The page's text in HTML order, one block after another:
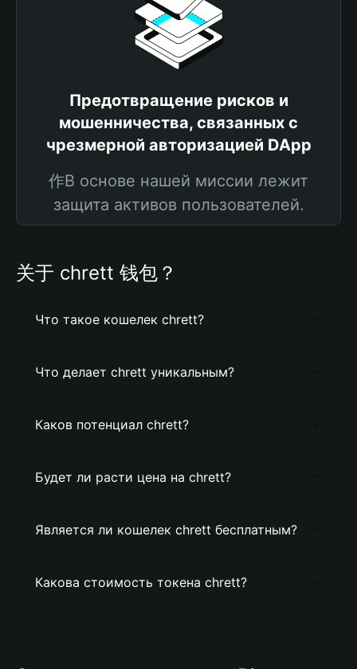
Предотвращение рисков и
мошенничества, связанных с
чрезмерной авторизацией DApp
作В основе нашей миссии лежит
защита активов пользователей.
关于 chrett 钱包？
Что такое кошелек chrett?
Что делает chrett уникальным?
Каков потенциал chrett?
Будет ли расти цена на chrett?
Является ли кошелек chrett бесплатным?
Какова стоимость токена chrett?